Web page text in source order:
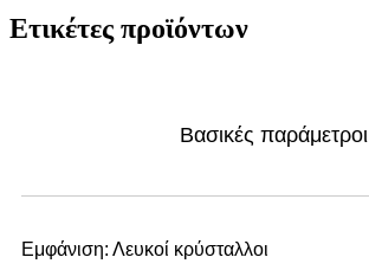
Ετικέτες προϊόντων
Βασικές παράμετροι
Εμφάνιση: Λευκοί κρύσταλλοι